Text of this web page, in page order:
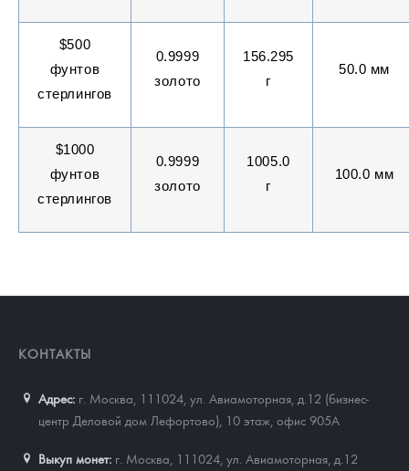
$500
фунтов
стерлингов
0.9999
золото
156.295
г
50.0 мм
$1000
фунтов
стерлингов
0.9999
золото
1005.0
г
100.0 мм
КОНТАКТЫ
Адрес: г. Москва, 111024 ул. Авиамоторная, д.12 (бизнес-
центр Деловой дом Лефортово), 10 этаж, офис 905А
Выкуп монет: г. Москва, 111024, ул. Авиамоторная, д.12